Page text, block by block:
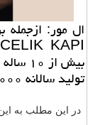
ال مور:
بیش
تولید سالانه ۲۰۰۰۰ درب اقدام می‌نماید.
در این مطلب به